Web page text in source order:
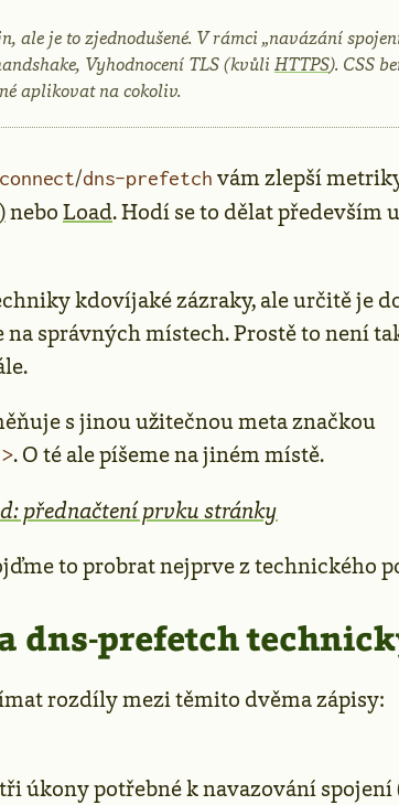
ale je to zjednodušené. V rámci „navázání
Vyhodnocení TLS (kvůli HTTPS). CSS
aplikovat na cokoliv.
/dns-prefetch vám zlepší
neboLoad. Hodí se to dělat především
kdovíjaké zázraky, ale určitě je
na správných místech. Prostě to není
s jinou užitečnou meta značkou
. O té ale píšeme na jiném místě.
přednačtení prvku stránky
to probrat nejprve z technického
dns-prefetch
rozdíly mezi těmito dvěma zápisy:
úkony potřebné k navazování spojení